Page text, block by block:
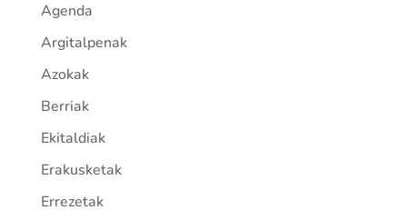
Agenda
Argitalpenak
Azokak
Berriak
Ekitaldiak
Erakusketak
Errezetak